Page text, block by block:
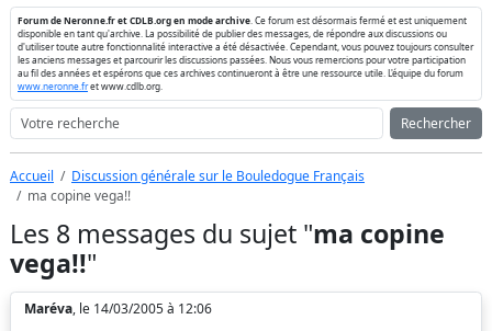
Forum de Neronne.fr et CDLB.org en mode archive . Ce forum est désormais fermé et est uniquement
disponible en tant qu'archive. La possibilité de publier des messages, de répondre aux discussions ou
d'utiliser toute autre fonctionnalité interactive a été désactivée. Cependant, vous pouvez toujours consulter
les anciens messages et parcourir les discussions passées. Nous vous remercions pour votre participation
au fil des années et espérons que ces archives continueront à être une ressource utile. L'équipe du forum
www.neronne.fret www.cdlb.org.
Rechercher
Accueil
Discussion générale sur le Bouledogue Français
ma copine vega!!
Les 8 messages du sujet "ma copine
vega!!"
Maréva, le 14/03/2005 à 12:06